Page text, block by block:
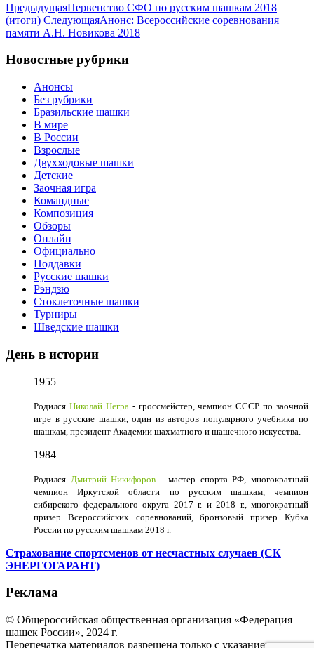
ПредыдущаяПервенство СФО по русским шашкам 2018
(итоги) СледующаяАнонс: Всероссийские соревнования
памяти А.Н. Новикова 2018
Новостные рубрики
Анонсы
Без рубрики
Бразильские шашки
В мире
В России
Взрослые
Двухходовые шашки
Детские
Заочная игра
Командные
Композиция
Обзоры
Онлайн
Официально
Поддавки
Русские шашки
Рэндзю
Стоклеточные шашки
Турниры
Шведские шашки
День в истории
1955
Родился Николай Негра - гроссмейстер, чемпион СССР по заочной
игре в русские шашки, один из авторов популярного учебника по
шашкам, президент Академии шахматного и шашечного искусства.
1984
Родился Дмитрий Никифоров - мастер спорта РФ, многократный
чемпион Иркутской области по русским шашкам, чемпион
сибирского федерального округа 2017 г. и 2018 г., многократный
призер Всероссийских соревнований, бронзовый призер Кубка
России по русским шашкам 2018 г.
Страхование спортсменов от несчастных случаев (СК
ЭНЕРГОГАРАНТ)
Реклама
© Общероссийская общественная организация «Федерация
шашек России», 2024 г.
Перепечатка материалов разрешена только с указанием